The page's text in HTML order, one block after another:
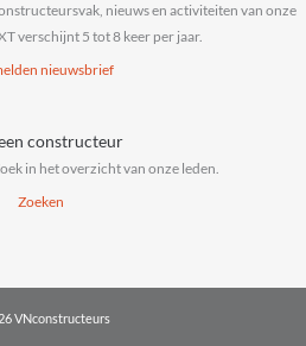
nieuws en activiteiten van onze
verschijnt 5 tot 8 keer per jaar.
nieuwsbrief
constructeur
in het overzicht van onze leden.
Zoeken
VNconstructeurs